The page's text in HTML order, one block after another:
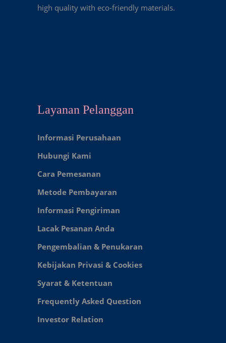
high quality with eco-friendly materials.
Layanan Pelanggan
Informasi Perusahaan
Hubungi Kami
Cara Pemesanan
Metode Pembayaran
Informasi Pengiriman
Lacak Pesanan Anda
Pengembalian & Penukaran
Kebijakan Privasi & Cookies
Syarat & Ketentuan
Frequently Asked Question
Investor Relation